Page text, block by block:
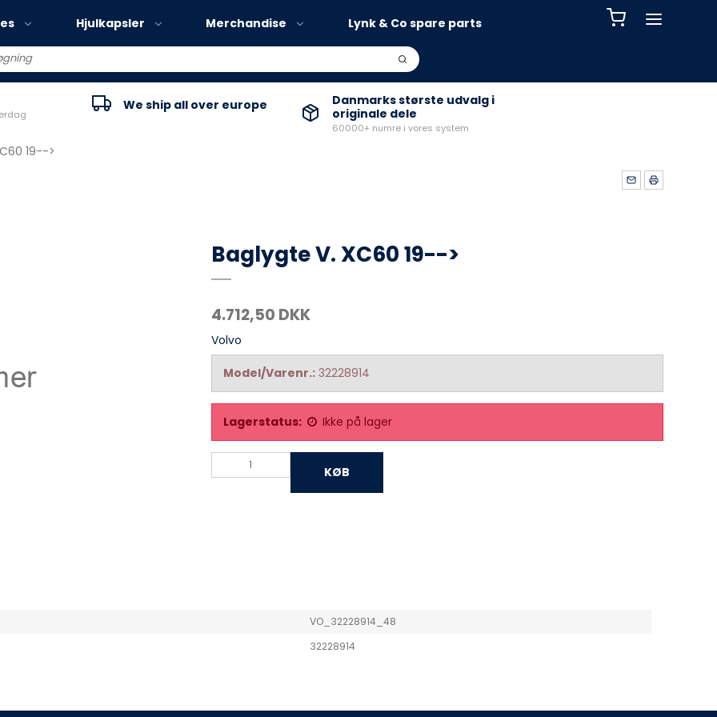
Volvo EX30
Volvo EC40
Hjulkapsler Merchandise Lynk & Co spare parts
We ship all over europe
Danmarks største udvalg i
originale dele
60000+ numre i vores system
19-->
Baglygte V. XC60 19-->
4.712,50 DKK
Volvo
Model/Varenr.: 32228914
Lagerstatus: Ikke på lager
KØB
VO_32228914_48
32228914